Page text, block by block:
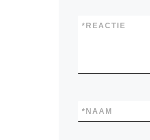
REACTIE
*
NAAM
*